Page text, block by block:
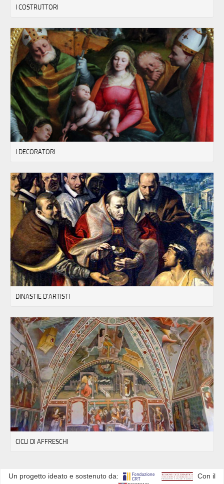
I COSTRUTTORI
I DECORATORI
DINASTIE D'ARTISTI
CICLI DI AFFRESCHI
Un progetto ideato e sostenuto da:
Con il